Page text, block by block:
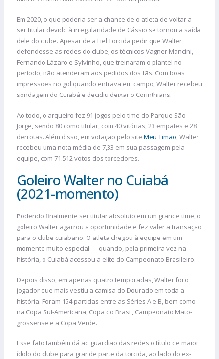
Em 2020, o que poderia ser a chance de o atleta de voltar a
ser titular devido à irregularidade de Cássio se tornou a saída
dele do clube. Apesar de a Fiel Torcida pedir que Walter
defendesse as redes do clube, os técnicos Vagner Mancini,
Fernando Lázaro e Sylvinho, que treinaram o plantel no
período, não atenderam aos pedidos dos fãs. Com boas
impressões no gol quando entrava em campo, Walter recebeu
sondagem do Cuiabá e decidiu deixar o Corinthians.
Ao todo, o arqueiro fez 91 jogos pelo time do Parque São
Jorge, sendo 80 como titular, com 40 vitórias, 23 empates e 28
derrotas. Além disso, em votação pelo site Meu Timão, Walter
recebeu uma nota média de 7,33 em sua passagem pela
equipe, com 71.512 votos dos torcedores.
Goleiro Walter no Cuiabá
(2021-momento)
Podendo finalmente ser titular absoluto em um grande time, o
goleiro Walter agarrou a oportunidade e fez valer a transação
para o clube cuiabano. O atleta chegou à equipe em um
momento muito especial — quando, pela primeira vez na
história, o Cuiabá acessou a elite do Campeonato Brasileiro.
Depois disso, em apenas quatro temporadas, Walter foi o
jogador que mais vestiu a camisa do Dourado em toda a
história. Foram 154 partidas entre as Séries A e B, bem como
na Copa Sul-Americana, Copa do Brasil, Campeonato Mato-
grossense e a Copa Verde.
Esse fato também dá ao guardião das redes o título de maior
ídolo do clube para grande parte da torcida, ao lado do ex-